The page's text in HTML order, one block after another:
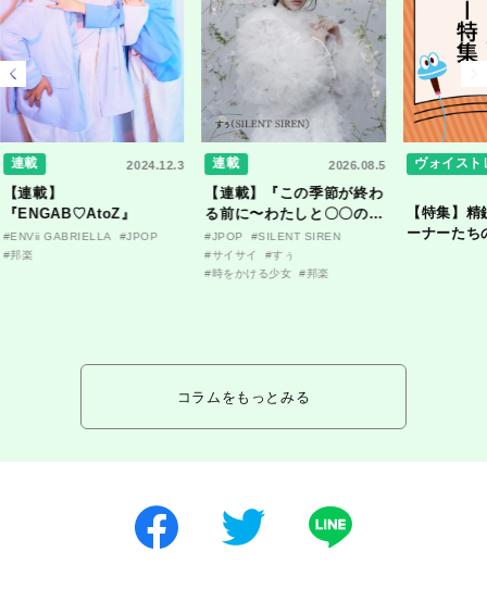
連載 2024.12.3
【連載】
『ENGAB♡AtoZ』
#ENVii GABRIELLA
#JPOP
#邦楽
連載 2026.08.5
【連載】『この季節が終わ
る前に〜わたしと〇〇のは
なし〜』
#JPOP
#SILENT SIREN
#サイサイ
#すぅ
#時をかける少女
#邦楽
ヴォイスト
【特集】
ーナーたち
コラムをもっとみる